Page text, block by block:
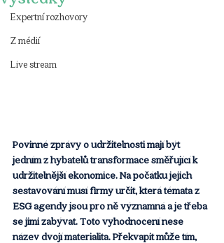
Expertní rozhovory
Z médií
Live stream
Povinné zprávy o udržitelnosti mají být
jedním z hybatelů transformace směřující k
udržitelnější ekonomice. Na počátku jejich
sestavování musí firmy určit, která témata z
ESG agendy jsou pro ně významná a je třeba
se jimi zabývat. Toto vyhodnocení nese
název dvojí materialita. Překvapit může tím,